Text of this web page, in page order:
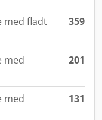
med fladt
359
med
201
med
131